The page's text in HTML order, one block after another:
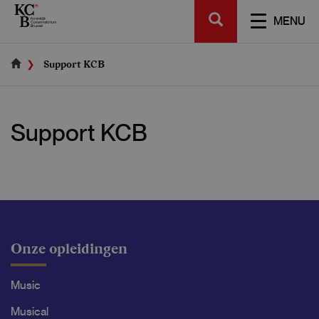
Skip
MENU
SEARCH
Support KCB
Support KCB
Onze opleidingen
Music
Musical